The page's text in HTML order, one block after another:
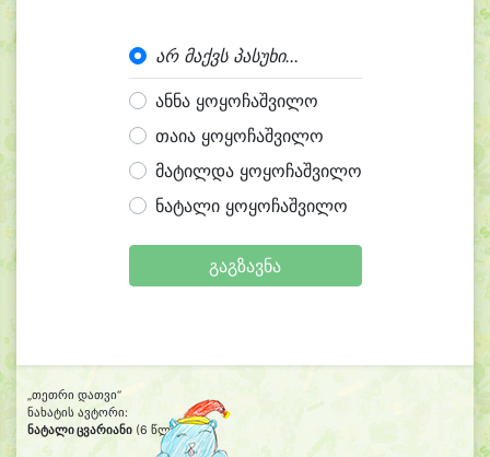
არ მაქვს პასუხი...
ანნა ყოყოჩაშვილო
თაია ყოყოჩაშვილო
მატილდა ყოყოჩაშვილო
ნატალი ყოყოჩაშვილო
გაგზავნა
„თეთრი დათვი“
ნახატის ავტორი:
ნატალი ცვარიანი (6 წლის)